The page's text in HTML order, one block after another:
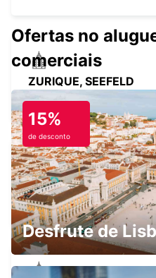
ZURIQUE, SEEFELD
ZURICH - SWITZERLAND
ZURIQUE,
ZURICH - SWITZERLAND
Ofertas no
comerciais
15%
de desconto
Desfrute de